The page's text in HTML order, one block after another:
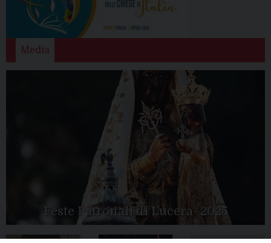
Media
Feste Patronali di Lucera- 2025